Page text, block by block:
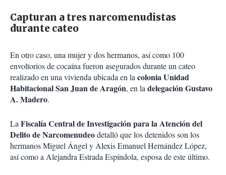
Capturan a tres narcomenudistas
durante cateo
En otro caso, una mujer y dos hermanos, así como 100
envoltorios de cocaína fueron asegurados durante un cateo
realizado en una vivienda ubicada en lacolonia Unidad
Habitacional San Juan de Aragón, en ladelegación Gustavo
A. Madero.
LaFiscalía Central de Investigación para la Atención del
Delito de Narcomenudeodetalló que los detenidos son los
hermanos Miguel Ángel y Alexis Emanuel Hernández López,
así como a Alejandra Estrada Espíndola, esposa de este último.